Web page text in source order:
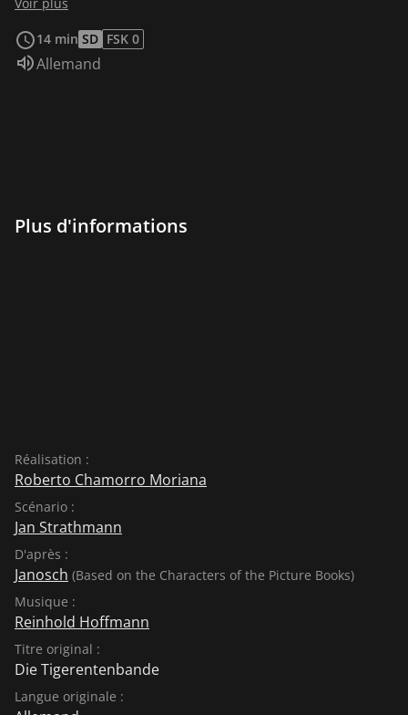
ils pourraient trouver une truffe à la vanille. Mais les
Gringos sont déjà là...
14 min SD FSK 0
Audio :
Allemand
Plus d'informations
Réalisation :
Roberto Chamorro Moriana
Scénario :
Jan Strathmann
D'après :
Janosch (Based on the Characters of the Picture Books)
Musique :
Reinhold Hoffmann
Titre original :
Die Tigerentenbande
Langue originale :